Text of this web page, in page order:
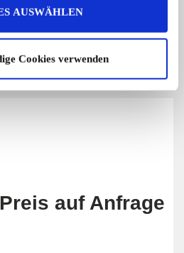
AUSWÄHLEN
Cookies verwenden
Preis auf Anfrage